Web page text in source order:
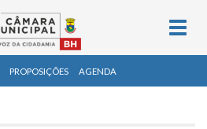
PROPOSIÇÕES AGENDA